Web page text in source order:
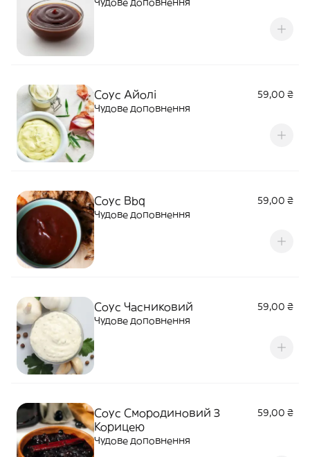
Соус Айолі
59,00 ₴
Чудове доповнення
Соус Bbq
59,00 ₴
Чудове доповнення
Соус Часниковий
59,00 ₴
Чудове доповнення
Соус Смородиновий З
Корицею
59,00 ₴
Чудове доповнення